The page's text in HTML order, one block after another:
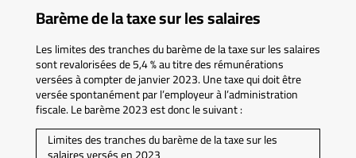
Barème de la taxe sur les salaires
Les limites des tranches du barème de la taxe sur les salaires
sont revalorisées de 5,4 % au titre des rémunérations
versées à compter de janvier 2023. Une taxe qui doit être
versée spontanément par l’employeur à l’administration
fiscale. Le barème 2023 est donc le suivant :
Limites des tranches du barème de la taxe sur les